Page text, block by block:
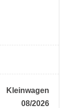
Kleinwagen
08/2026